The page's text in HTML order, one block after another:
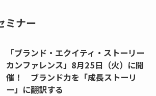
ミナー
「ブランド・エクイティ・ストーリー
カンファレンス」8月25日（火）に開
催！ ブランド力を「成長ストーリ
ー」に翻訳する